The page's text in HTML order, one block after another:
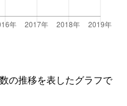
の推移を表したグラフで